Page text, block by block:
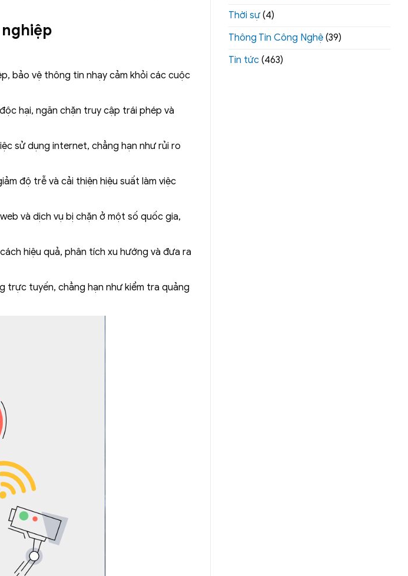
bảo vệ thông tin nhạy cảm khỏi các cuộc
hại, ngăn chặn truy cập trái phép và
sử dụng internet, chẳng hạn như rủi ro
độ trễ và cải thiện hiệu suất làm việc
và dịch vụ bị chặn ở một số quốc gia,
hiệu quả, phân tích xu hướng và đưa ra
tuyến, chẳng hạn như kiểm tra quảng
Thời sự (4)
Thông Tin Công Nghệ (39)
Tin tức (463)